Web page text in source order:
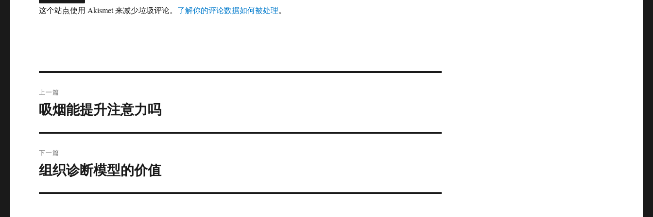
这个站点使用 Akismet 来减少垃圾评论。 了解你的评论数据如何被处理。
章
上一篇
上
文
吸烟能提升注意力吗
下一篇
下
文
组织诊断模型的价值